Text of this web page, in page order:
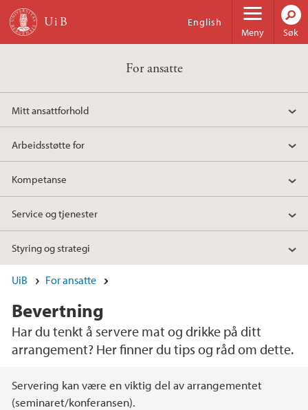
Hopp til hovedinnhold
Meny
English
Søk
For ansatte
Mitt ansattforhold
Arbeidsstøtte for
Kompetanse
Service og tjenester
Styring og strategi
UiB For ansatte
Bevertning
Har du tenkt å servere mat og drikke på ditt
arrangement? Her finner du tips og råd om dette.
Hovedinnhold
Servering kan være en viktig del av arrangementet
(seminaret/konferansen).